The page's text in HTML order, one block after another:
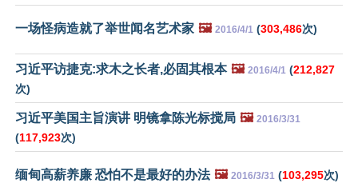
一场怪病造就了举世闻名艺术家 🖼️ 2016/4/1 (303,486次)
习近平访捷克:求木之长者,必固其根本 🖼️ 2016/4/1 (212,827
次)
习近平美国主旨演讲 明镜拿陈光标搅局 🖼️ 2016/3/31
(117,923次)
缅甸高薪养廉 恐怕不是最好的办法 🖼️ 2016/3/31 (103,295次)